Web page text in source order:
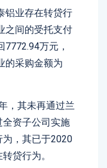
铝业存在转贷行
之间的受托支付
万元，
的采购金额为
，其未再通过兰
资子公司实施
，其已于2020
贷行为。